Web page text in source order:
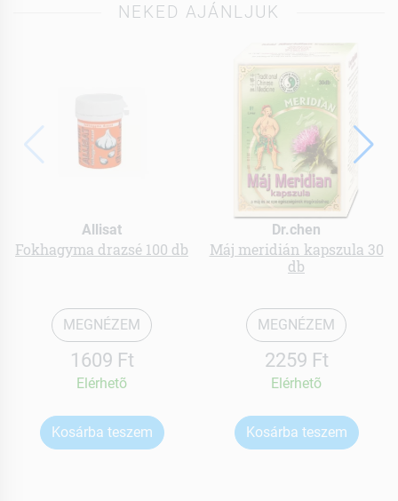
NEKED AJÁNLJUK
Allisat
Fokhagyma drazsé 100 db
MEGNÉZEM
1609 Ft
Elérhetõ
Kosárba teszem
Dr.chen
Máj meridián kapszula 30
db
MEGNÉZEM
2259 Ft
Elérhetõ
Kosárba teszem